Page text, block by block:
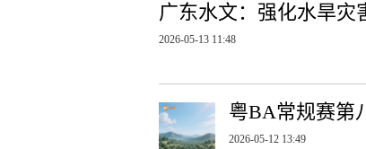
广东水文：强化水旱灾
2026-05-13 11:48
粤BA常规赛第
2026-05-12 13:49